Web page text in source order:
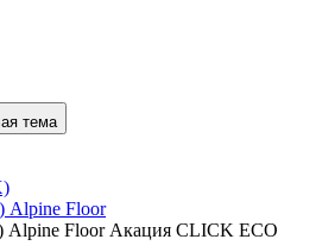
тема
Alpine Floor
Alpine Floor Акация CLICK ЕСО